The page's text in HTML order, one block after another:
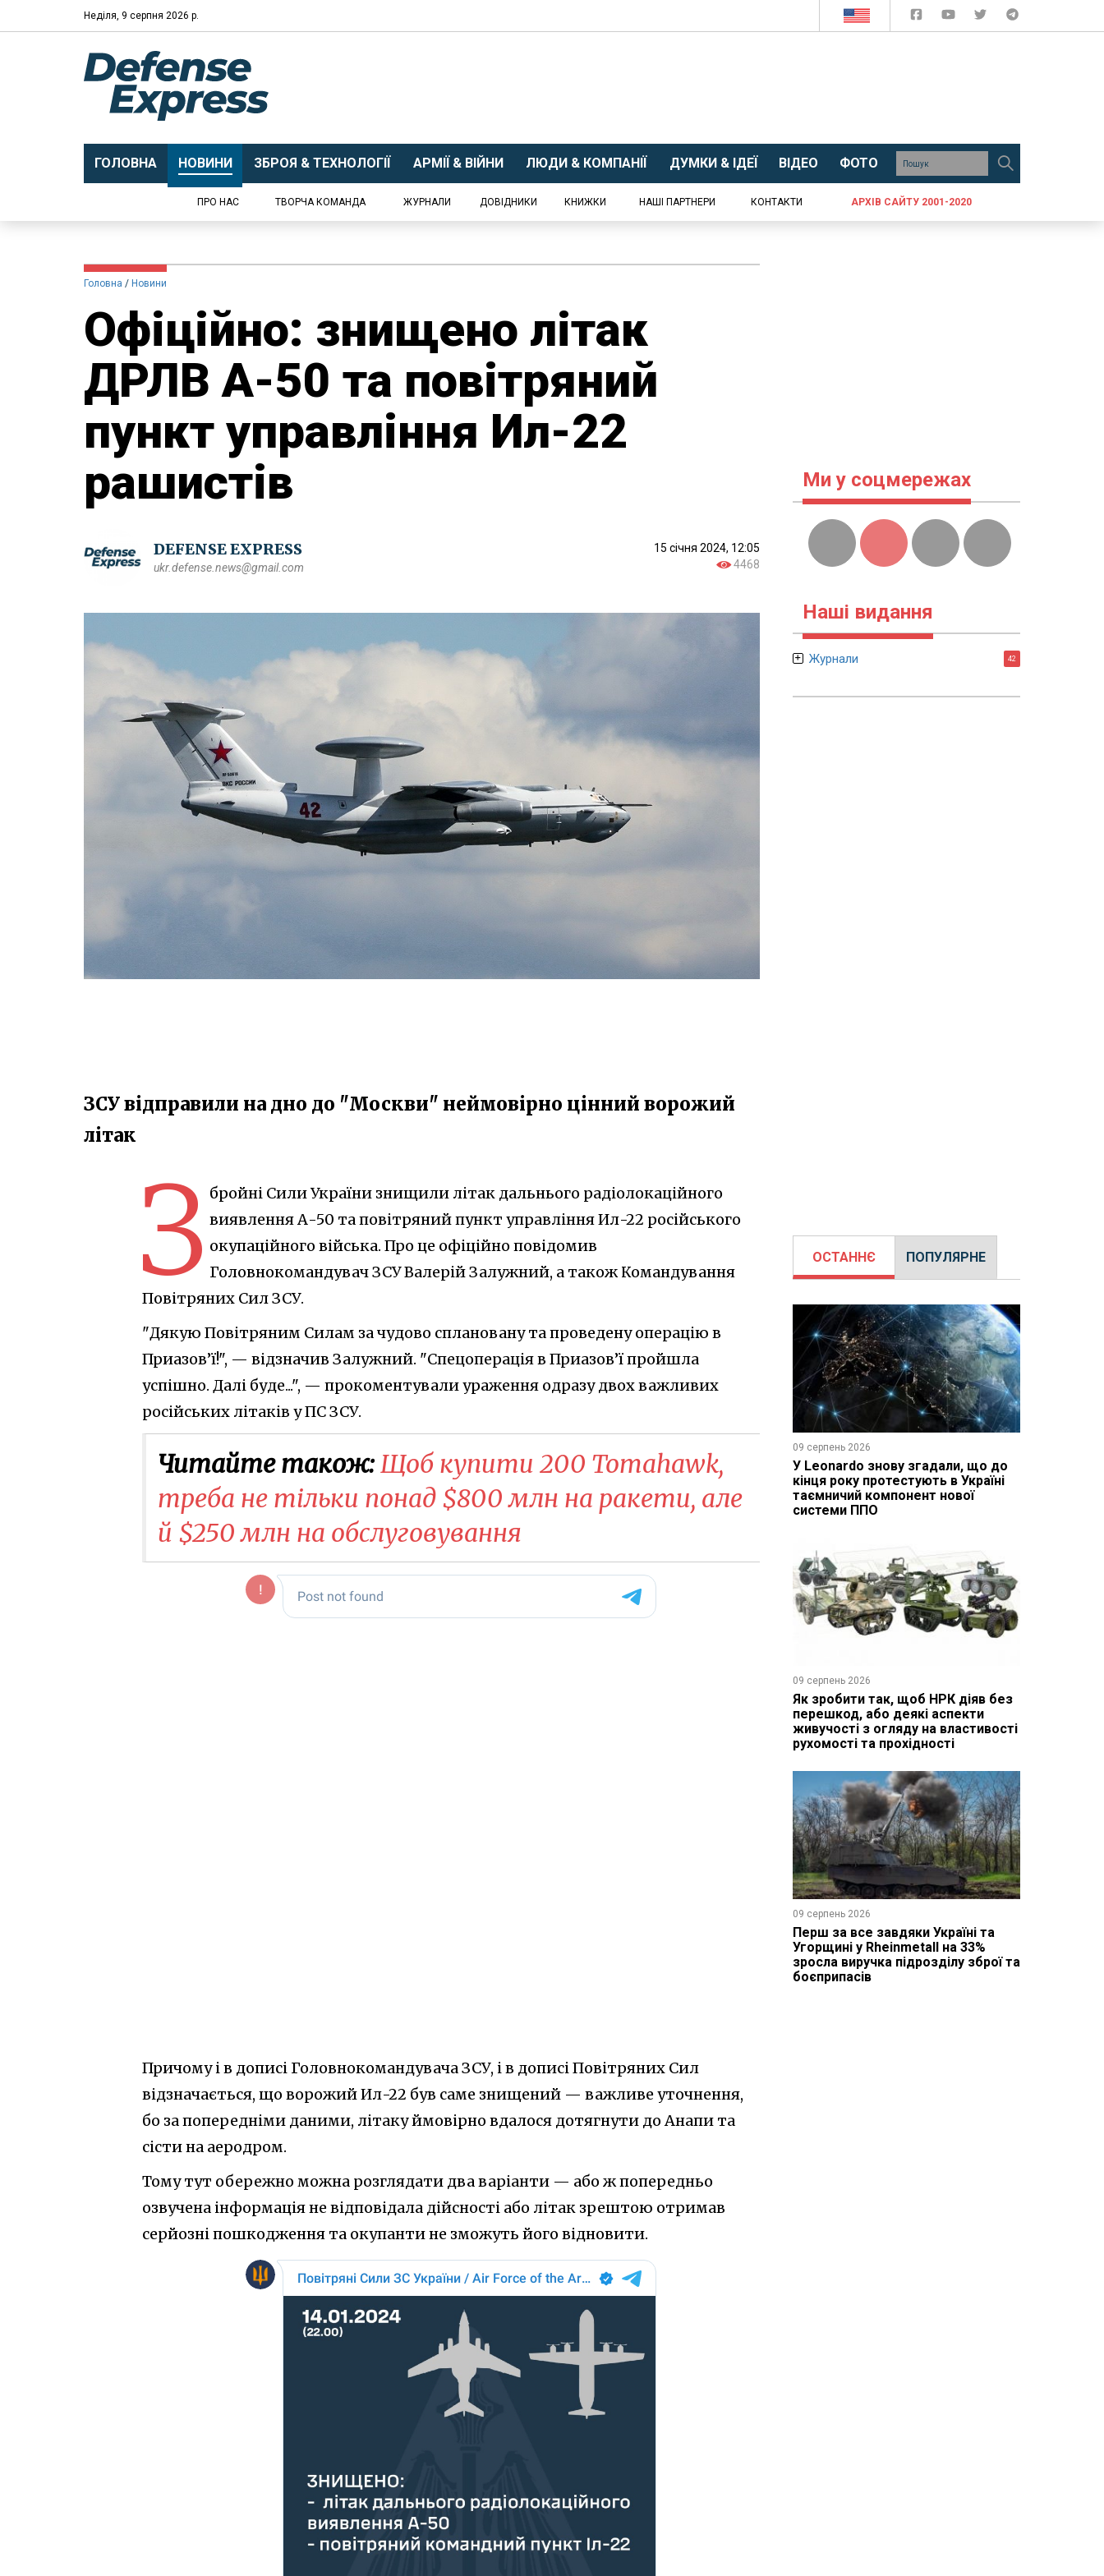
Неділя, 9 серпня 2026 р.
ГОЛОВНА НОВИНИ ЗБРОЯ & ТЕХНОЛОГІЇ АРМІЇ & ВІЙНИ ЛЮДИ & КОМПАНІЇ ДУМКИ & ІДЕЇ ВІДЕО ФОТО
ПРО НАС ТВОРЧА КОМАНДА ЖУРНАЛИ ДОВІДНИКИ КНИЖКИ НАШІ ПАРТНЕРИ КОНТАКТИ АРХІВ САЙТУ 2001-2020
Головна Новини
Офіційно: знищено літак
ДРЛВ А-50 та повітряний
пункт управління Ил-22
рашистів
DEFENSE EXPRESS
ukr.defense.news@gmail.com
15 січня 2024, 12:05
4468
ЗСУ відправили на дно до "Москви" неймовірно цінний ворожий
літак
З бройні Сили України знищили літак дальнього радіолокаційного
виявлення А-50 та повітряний пункт управління Ил-22 російського
окупаційного війська. Про це офіційно повідомив
Головнокомандувач ЗСУ Валерій Залужний, а також Командування
Повітряних Сил ЗСУ.
"Дякую Повітряним Силам за чудово сплановану та проведену операцію в
Приазов’ї!", — відзначив Залужний. "Спецоперація в Приазов’ї пройшла
успішно. Далі буде...", — прокоментували ураження одразу двох важливих
російських літаків у ПС ЗСУ.
Читайте також:Щоб купити 200 Tomahawk,
треба не тільки понад $800 млн на ракети, але
й $250 млн на обслуговування
Причому і в дописі Головнокомандувача ЗСУ, і в дописі Повітряних Сил
відзначається, що ворожий Ил-22 був саме знищений — важливе уточнення,
бо за попередніми даними, літаку ймовірно вдалося дотягнути до Анапи та
сісти на аеродром.
Тому тут обережно можна розглядати два варіанти — або ж попередньо
озвучена інформація не відповідала дійсності або літак зрештою отримав
серйозні пошкодження та окупанти не зможуть його відновити.
Ми у соцмережах
Наші видання
Журнали 42
ОСТАННЄ ПОПУЛЯРНЕ
09 серпень 2026
У Leonardo знову згадали, що до
кінця року протестують в Україні
таємничий компонент нової
системи ППО
09 серпень 2026
Як зробити так, щоб НРК діяв без
перешкод, або деякі аспекти
живучості з огляду на властивості
рухомості та прохідності
09 серпень 2026
Перш за все завдяки Україні та
Угорщині у Rheinmetall на 33%
зросла виручка підрозділу зброї та
боєприпасів